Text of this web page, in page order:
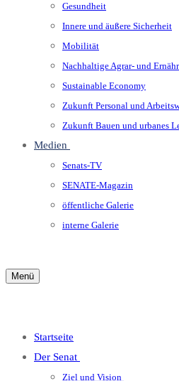
Gesundheit
Innere und äußere Sicherheit
Mobilität
Nachhaltige Agrar- und
Sustainable Economy
Zukunft Personal und
Zukunft Bauen und urbanes
Medien
Senats-TV
SENATE-Magazin
öffentliche Galerie
interne Galerie
Menü
Startseite
Der Senat
Ziel und Vision